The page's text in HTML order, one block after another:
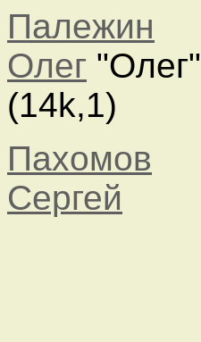
Палежин
Олег "Олег"
(14k,1)
Пахомов
Сергей